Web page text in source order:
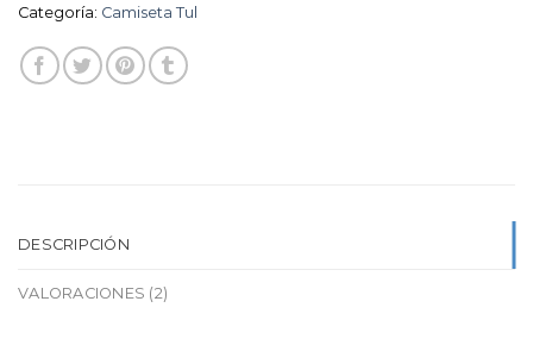
Categoría: Camiseta Tul
DESCRIPCIÓN
VALORACIONES (2)